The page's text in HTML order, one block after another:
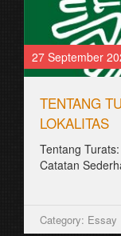
27 September
TENTANG
LOKALITAS
Tentang
Catatan
Category: Essay